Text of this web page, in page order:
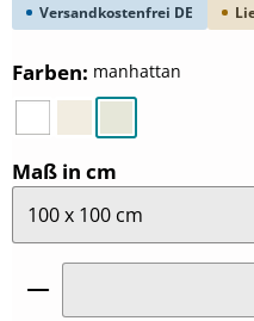
Versandkostenfrei DE
Farbenauswählen
: manhattan
weiß pergamonmanhattan
Maß in cm
Produkt Anzahl: Gib